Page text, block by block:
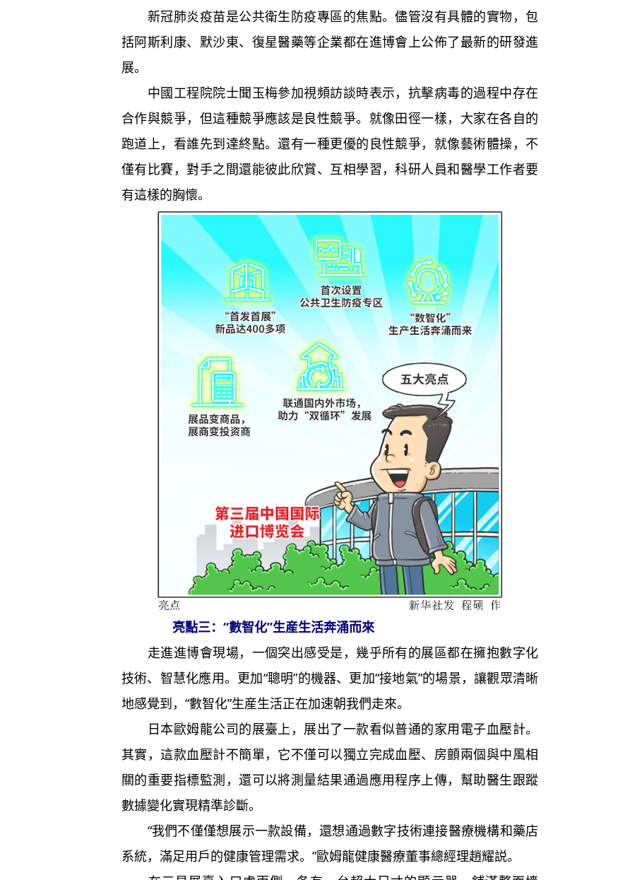
新冠肺炎疫苗是公共衛生防疫專區的焦點。儘管沒有具體的實物，包
括阿斯利康、默沙東、復星醫藥等企業都在進博會上公佈了最新的研發進
展。
中國工程院院士聞玉梅參加視頻訪談時表示，抗擊病毒的過程中存在
合作與競爭，但這種競爭應該是良性競爭。就像田徑一樣，大家在各自的
跑道上，看誰先到達終點。還有一種更優的良性競爭，就像藝術體操，不
僅有比賽，對手之間還能彼此欣賞、互相學習，科研人員和醫學工作者要
有這樣的胸懷。
亮點三：“數智化”生産生活奔涌而來
走進進博會現場，一個突出感受是，幾乎所有的展區都在擁抱數字化
技術、智慧化應用。更加“聰明”的機器、更加“接地氣”的場景，讓觀眾清晰
地感覺到，“數智化”生産生活正在加速朝我們走來。
日本歐姆龍公司的展臺上，展出了一款看似普通的家用電子血壓計。
其實，這款血壓計不簡單，它不僅可以獨立完成血壓、房顫兩個與中風相
關的重要指標監測，還可以將測量結果通過應用程序上傳，幫助醫生跟蹤
數據變化實現精準診斷。
“我們不僅僅想展示一款設備，還想通過數字技術連接醫療機構和藥店
系統，滿足用戶的健康管理需求。”歐姆龍健康醫療董事總經理趙耀説。